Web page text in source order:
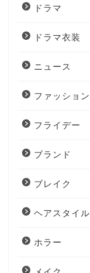
ドラマ
ドラマ衣装
ニュース
ファッション
フライデー
ブランド
ブレイク
ヘアスタイル
ホラー